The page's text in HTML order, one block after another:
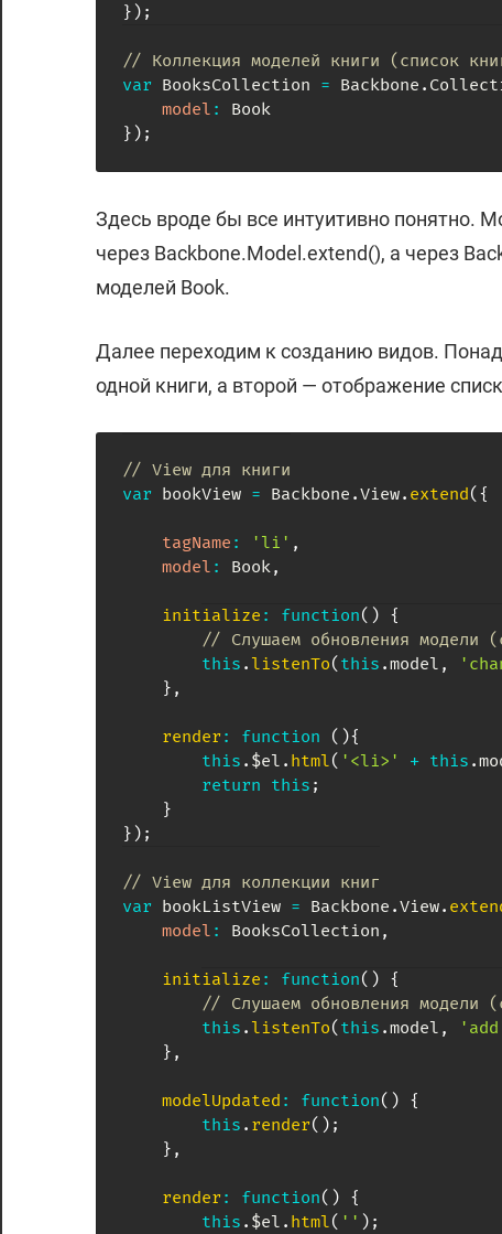
} ) ;
// Коллекция моделей книги (список
var BooksCollection = Backbone .
model :
Book
} ) ;
Здесь вроде бы все интуитивно понятно.
через Backbone.Model.extend(), а через
моделей Book.
Далее переходим к созданию видов.
одной книги, а второй — отображение
// View для книги
var bookView = Backbone .View. extend( {
tagName : 'li' ,
model : Book,
initialize : function( ) {
// Слушаем обновления модели
this . listenTo( this .model ,
} ,
render: function ( ){
this . $el . html( '<li>' + this .
return this ;
}
} ) ;
// View для коллекции книг
var bookListView = Backbone .View.
model : BooksCollection ,
initialize : function( ) {
// Слушаем обновления модели
this . listenTo( this .model ,
} ,
modelUpdated : function( ) {
this . render( ) ;
} ,
render: function( ) {
this . $el . html( '' ) ;